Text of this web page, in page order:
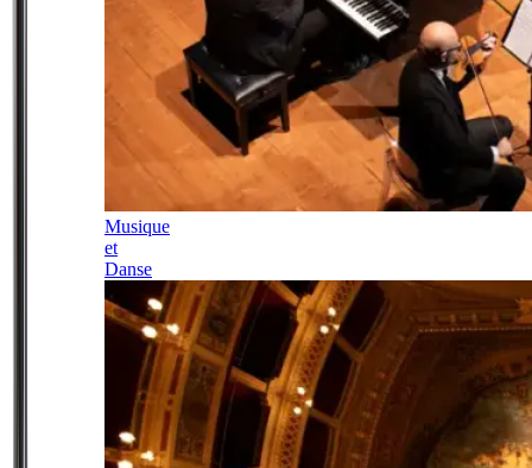
Musique
et
Danse